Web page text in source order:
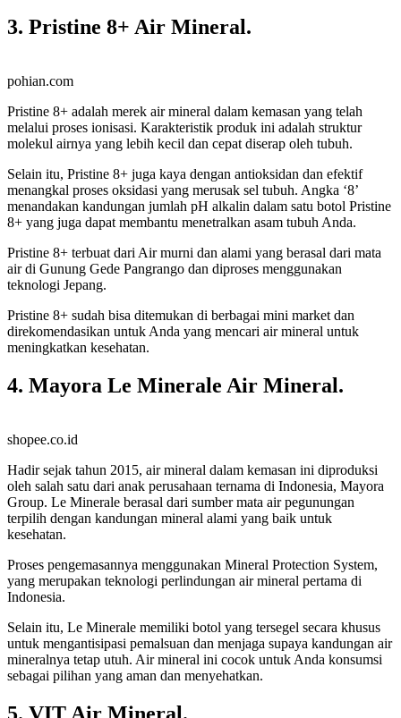
3. Pristine 8+ Air Mineral.
pohian.com
Pristine 8+ adalah merek air mineral dalam kemasan yang telah
melalui proses ionisasi. Karakteristik produk ini adalah struktur
molekul airnya yang lebih kecil dan cepat diserap oleh tubuh.
Selain itu, Pristine 8+ juga kaya dengan antioksidan dan efektif
menangkal proses oksidasi yang merusak sel tubuh. Angka ‘8’
menandakan kandungan jumlah pH alkalin dalam satu botol Pristine
8+ yang juga dapat membantu menetralkan asam tubuh Anda.
Pristine 8+ terbuat dari Air murni dan alami yang berasal dari mata
air di Gunung Gede Pangrango dan diproses menggunakan
teknologi Jepang.
Pristine 8+ sudah bisa ditemukan di berbagai mini market dan
direkomendasikan untuk Anda yang mencari air mineral untuk
meningkatkan kesehatan.
4. Mayora Le Minerale Air Mineral.
shopee.co.id
Hadir sejak tahun 2015, air mineral dalam kemasan ini diproduksi
oleh salah satu dari anak perusahaan ternama di Indonesia, Mayora
Group. Le Minerale berasal dari sumber mata air pegunungan
terpilih dengan kandungan mineral alami yang baik untuk
kesehatan.
Proses pengemasannya menggunakan Mineral Protection System,
yang merupakan teknologi perlindungan air mineral pertama di
Indonesia.
Selain itu, Le Minerale memiliki botol yang tersegel secara khusus
untuk mengantisipasi pemalsuan dan menjaga supaya kandungan air
mineralnya tetap utuh. Air mineral ini cocok untuk Anda konsumsi
sebagai pilihan yang aman dan menyehatkan.